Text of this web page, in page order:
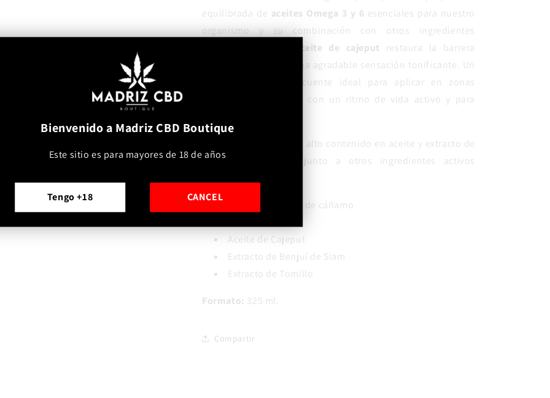
equilibrada de aceites Omega 3 y 6 esenciales para nuestro
organismo y su combinación con otros ingredientes
aceite de cajeput restaura la barrera
cutánea, aportando una agradable sensación tonificante. Un
producto de uso frecuente ideal para aplicar en zonas
extensas en personas con un ritmo de vida activo y para
contiene un alto contenido en aceite y extracto de
semilla de cáñamo junto a otros ingredientes activos
Aceite de semilla de cáñamo
Aceite de Cajeput
Extracto de Benjuí de Siam
Extracto de Tomillo
Formato: 325 ml.
Compartir
Bienvenido a Madriz CBD Boutique
Este sitio es para mayores de 18 de años
Tengo +18 CANCEL